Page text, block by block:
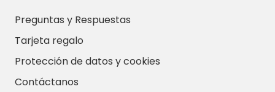
Preguntas y Respuestas
Tarjeta regalo
Protección de datos y cookies
Contáctanos